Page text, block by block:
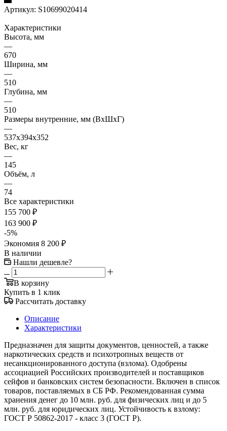
Артикул: S10699020414
Характеристики
Высота, мм
—
670
Ширина, мм
—
510
Глубина, мм
—
510
Размеры внутренние, мм (ВхШхГ)
—
537x394x352
Вес, кг
—
145
Объём, л
—
74
Все характеристики
155 700 ₽
163 900 ₽
-5%
Экономия 8 200 ₽
В наличии
Нашли дешевле?
В корзину
Купить в 1 клик
Рассчитать доставку
Описание
Характеристики
Предназначен для защиты документов, ценностей, а также
наркотических средств и психотропных веществ от
несанкционированного доступа (взлома). Одобрены
ассоциацией Российских производителей и поставщиков
сейфов и банковских систем безопасности. Включен в список
товаров, поставляемых в СБ РФ. Рекомендованная сумма
хранения денег до 10 млн. руб. для физических лиц и до 5
млн. руб. для юридических лиц. Устойчивость к взлому:
ГОСТ Р 50862-2017 - класс 3 (ГОСТ Р).